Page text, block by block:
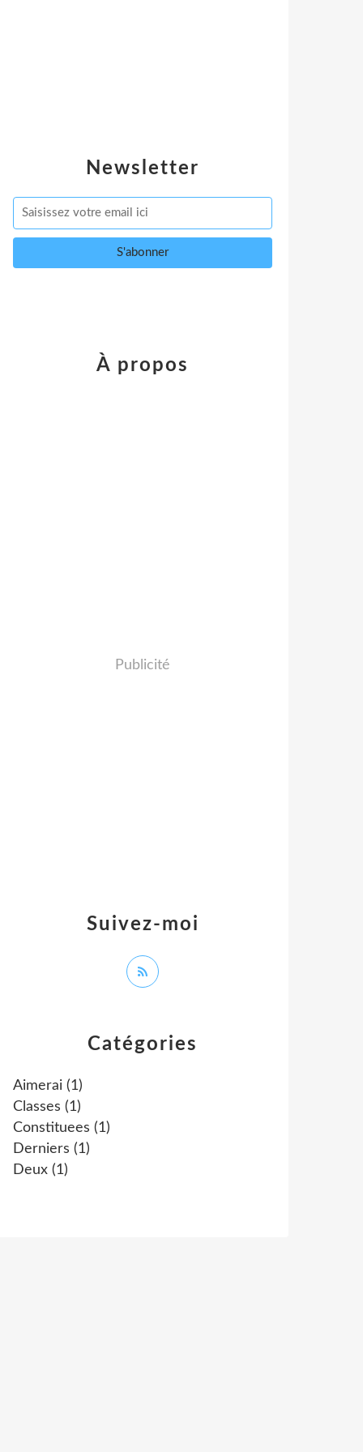
Newsletter
Catégories
Aimerai (1)
Classes (1)
Constituees (1)
Derniers (1)
Deux (1)
Suivez-moi
À propos
Publicité